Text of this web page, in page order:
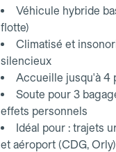
Véhicule hybride
flotte)
Climatisé et
silencieux
Accueille jusqu'à 4
Soute pour 3
effets personnels
Idéal pour : trajets
et aéroport (CDG,